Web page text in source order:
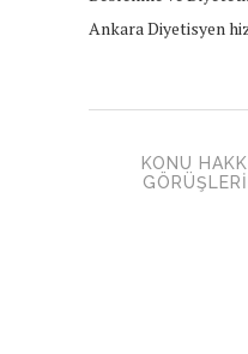
Ankara Diyetisyen
KONU